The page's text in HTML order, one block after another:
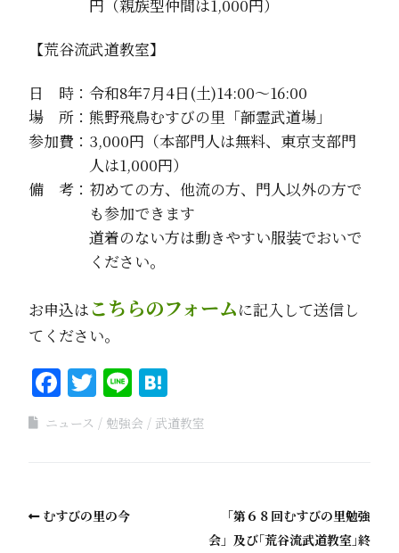
円（親族型仲間は1,000円）
【荒谷流武道教室】
日 時：令和8年7月4日(土)14:00～16:00
場 所：熊野飛鳥むすびの里「韴霊武道場」
参加費：3,000円（本部門人は無料、東京支部門
人は1,000円）
備 考：初めての方、他流の方、門人以外の方で
も参加できます
道着のない方は動きやすい服装でおいで
ください。
お申込は こちらのフォームに記入して送信し
てください。
Facebook
Twitter
Line
ニュース 勉強会 武道教室
むすびの里の今
「第６８回むすびの里勉強
会」及び｢荒谷流武道教室｣終